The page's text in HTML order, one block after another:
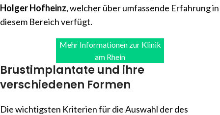
Holger Hofheinz, welcher über umfassende Erfahrung in
diesem Bereich verfügt.
Mehr Informationen zur Klinik
am Rhein
Brustimplantate und ihre
verschiedenen Formen
Die wichtigsten Kriterien für die Auswahl der des